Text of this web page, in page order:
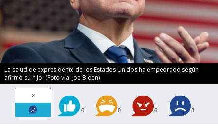
La salud de expresidente de los Estados Unidos ha empeorado según
afirmó su hijo. (Foto vía: Joe Biden)
3
0 0 0 3